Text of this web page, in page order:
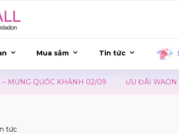
Mua sắm Tin tức
02/09 ƯU ĐÃI WAON TẠI AEONMALL
tức